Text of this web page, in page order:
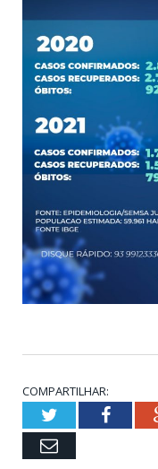
COMPARTILHAR:
Twitter
Email